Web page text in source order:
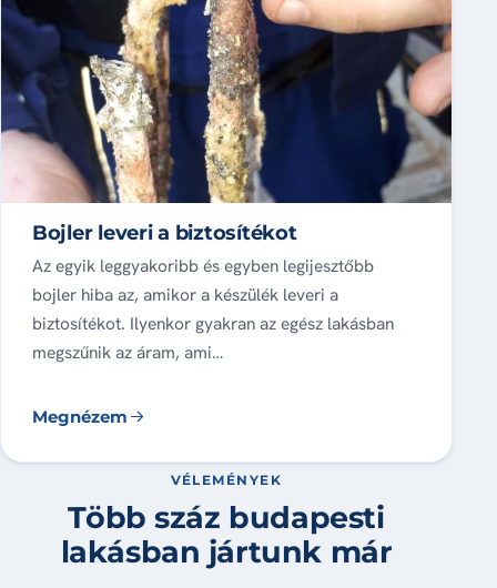
Bojler leveri a biztosítékot
Az egyik leggyakoribb és egyben legijesztőbb
bojler hiba az, amikor a készülék leveri a
biztosítékot. Ilyenkor gyakran az egész lakásban
megszűnik az áram, ami…
Megnézem
VÉLEMÉNYEK
Több száz budapesti
lakásban jártunk már